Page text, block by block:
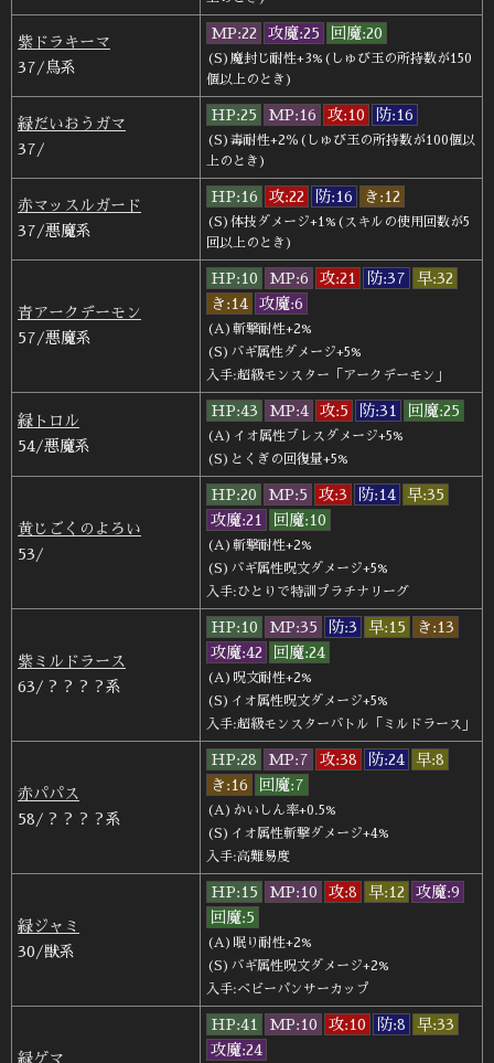
紫ドラキーマ
37/鳥系
MP:22 攻魔:25 回魔:20
(S)魔封じ耐性+3%(しゅび玉の所持数が150
個以上のとき)
緑だいおうガマ
37/
HP:25 MP:16 攻:10 防:16
(S)毒耐性+2％(しゅび玉の所持数が100個以
上のとき)
赤マッスルガード
37/悪魔系
HP:16 攻:22 防:16 き:12
(S)体技ダメージ+1%(スキルの使用回数が5
回以上のとき)
青アークデーモン
57/悪魔系
HP:10 MP:6 攻:21 防:37
早:32
き:14
攻魔:6
(A)斬撃耐性+2%
(S)バギ属性ダメージ+5%
入手:超級モンスター「アークデーモン」
緑トロル
54/悪魔系
HP:43 MP:4 攻:5 防:31 回魔:25
(A)イオ属性ブレスダメージ+5%
(S)とくぎの回復量+5%
黄じごくのよろい
53/
HP:20 MP:5 攻:3 防:14
早:35
攻魔:21
回魔:10
(A)斬撃耐性+2%
(S)バギ属性呪文ダメージ+5%
入手:ひとりで特訓プラチナリーグ
紫ミルドラース
63/？？？？系
HP:10 MP:35 防:3 早:15
き:13
攻魔:42
回魔:24
(A)呪文耐性+2%
(S)イオ属性呪文ダメージ+5%
入手:超級モンスターバトル「ミルドラース」
赤パパス
58/？？？？系
HP:28 MP:7 攻:38 防:24
早:8
き:16
回魔:7
(A)かいしん率+0.5%
(S)イオ属性斬撃ダメージ+4%
入手:高難易度
緑ジャミ
30/獣系
HP:15 MP:10 攻:8 早:12
攻魔:9
回魔:5
(A)眠り耐性+2%
(S)バギ属性呪文ダメージ+2%
入手:ベビーパンサーカップ
緑ゲマ
HP:41 MP:10 攻:10 防:8
早:33
攻魔:24